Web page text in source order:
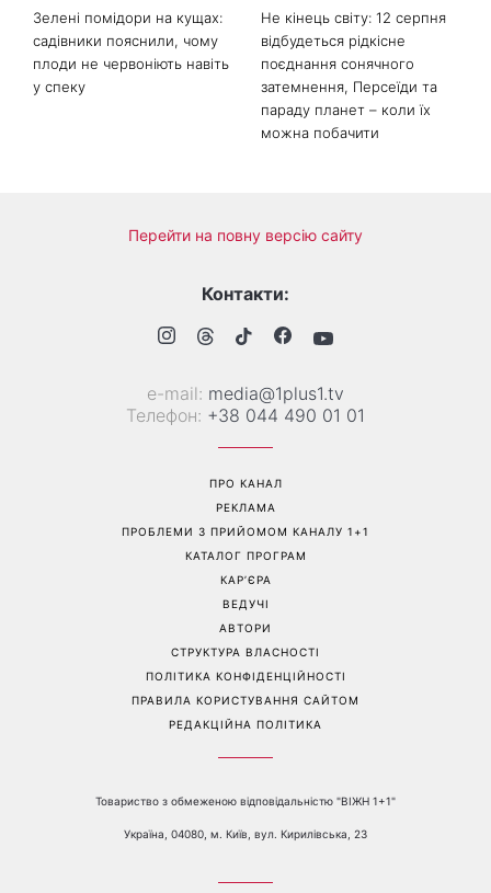
Зелені помідори на кущах:
садівники пояснили, чому
плоди не червоніють навіть
у спеку
Не кінець світу: 12 серпня
відбудеться рідкісне
поєднання сонячного
затемнення, Персеїди та
параду планет – коли їх
можна побачити
Перейти на повну версію сайту
Контакти:
е-mail: media@1plus1.tv
Телефон: +38 044 490 01 01
ПРО КАНАЛ
РЕКЛАМА
ПРОБЛЕМИ З ПРИЙОМОМ КАНАЛУ 1+1
КАТАЛОГ ПРОГРАМ
КАР’ЄРА
ВЕДУЧІ
АВТОРИ
СТРУКТУРА ВЛАСНОСТІ
ПОЛІТИКА КОНФІДЕНЦІЙНОСТІ
ПРАВИЛА КОРИСТУВАННЯ САЙТОМ
РЕДАКЦІЙНА ПОЛІТИКА
Товариство з обмеженою відповідальністю "ВІЖН 1+1"
Україна, 04080, м. Київ, вул. Кирилівська, 23